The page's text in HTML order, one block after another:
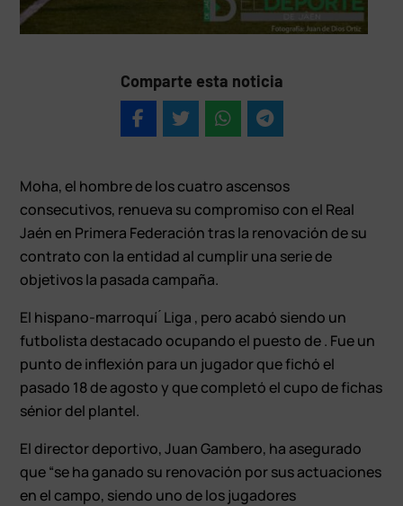
Comparte esta noticia
Moha, el hombre de los cuatro ascensos
consecutivos, renueva su compromiso con el Real
Jaén en Primera Federación tras la renovación de su
contrato con la entidad al cumplir una serie de
objetivos la pasada campaña.
El hispano-marroquí ́ Liga , pero acabó siendo un
futbolista destacado ocupando el puesto de . Fue un
punto de inflexión para un jugador que fichó el
pasado 18 de agosto y que completó el cupo de fichas
sénior del plantel.
El director deportivo, Juan Gambero, ha asegurado
que “se ha ganado su renovación por sus actuaciones
en el campo, siendo uno de los jugadores